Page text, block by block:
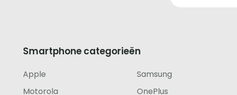
iedere
telefoon
footer
Smartphone categorieën
Apple
Samsung
Motorola
OnePlus